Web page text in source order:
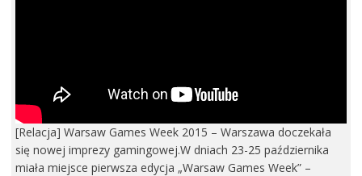
[Relacja] Warsaw Games Week 2015 – Warszawa doczekała
się nowej imprezy gamingowej.W dniach 23-25 października
miała miejsce pierwsza edycja „Warsaw Games Week” –